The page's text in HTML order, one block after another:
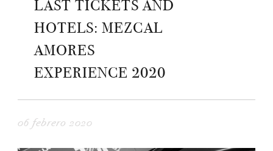
LAST TICKETS AND
HOTELS: MEZCAL
AMORES
EXPERIENCE 2020
06 febrero 2020